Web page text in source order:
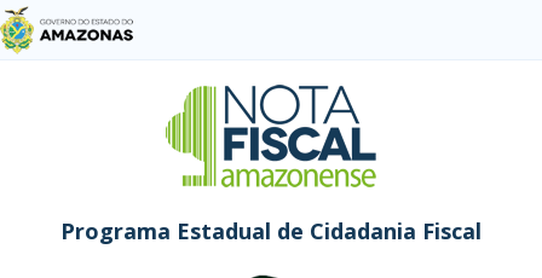
Programa Estadual de Cidadania Fiscal